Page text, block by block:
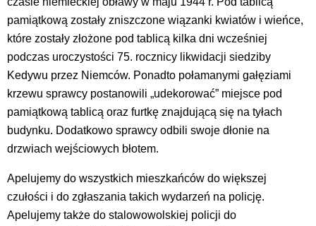
pamiątkową zostały zniszczone wiązanki kwiatów i wieńce,
które zostały złożone pod tablicą kilka dni wcześniej
podczas uroczystości 75. rocznicy likwidacji siedziby
Kedywu przez Niemców. Ponadto połamanymi gałęziami
krzewu sprawcy postanowili „udekorować” miejsce pod
pamiątkową tablicą oraz furtkę znajdującą się na tyłach
budynku. Dodatkowo sprawcy odbili swoje dłonie na
drzwiach wejściowych błotem.
Apelujemy do wszystkich mieszkańców do większej
czułości i do zgłaszania takich wydarzeń na policję.
Apelujemy także do stalowowolskiej policji do